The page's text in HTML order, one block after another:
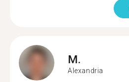
M.
Alexandria